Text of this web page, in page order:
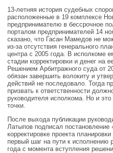
13-летняя история судебных
расположенные в 19 комплексе
предпринимателю в бессрочное
порталом предпринимателей 14
сказано, что Гасан Мамедов не
из-за отсутствия генерального
центра с 2005 года. В исполкоме
стадии корректировки и денег на
Решением Арбитражного суда от
обязан завершить волокиту и
действий не последовало. Тогда
призвать к ответственности
руководителя исполкома. Но и
точки.
После выхода публикации
Латыпов подписал постановление
корректировке проекта
первый шаг на пути к исполнению
года с момента вступления